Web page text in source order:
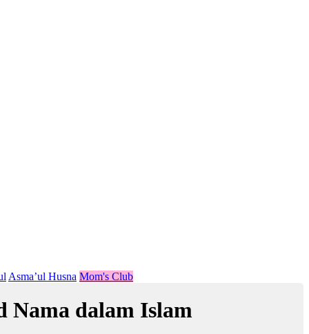
Asma’ul Husna Mom's Club
Nama dalam Islam